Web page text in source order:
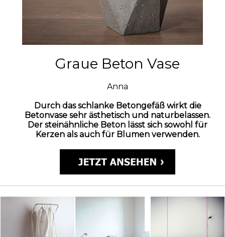
Graue Beton Vase
Anna
Durch das schlanke Betongefäß wirkt die
Betonvase sehr ästhetisch und naturbelassen.
Der steinähnliche Beton lässt sich sowohl für
Kerzen als auch für Blumen verwenden.